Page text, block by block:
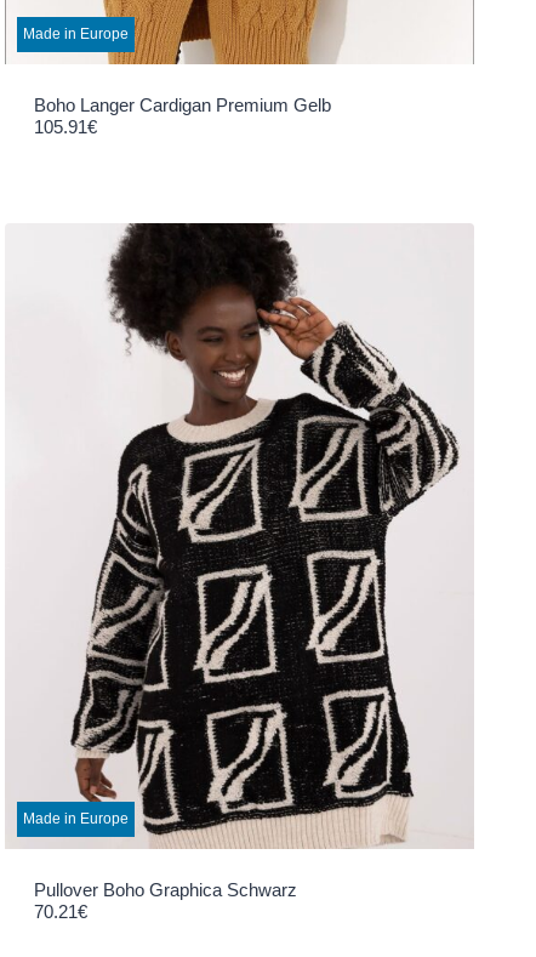
Made in Europe
Boho Langer Cardigan Premium Gelb
105.91€
Made in Europe
Pullover Boho Graphica Schwarz
70.21€